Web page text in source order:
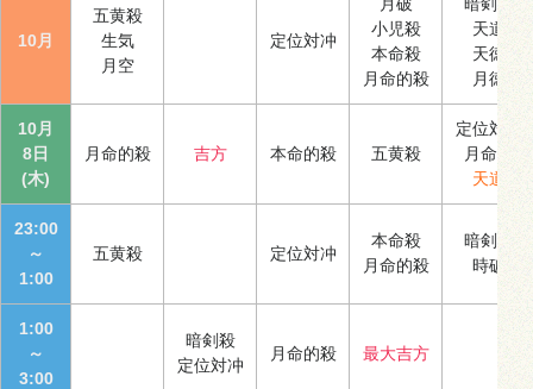
10月
五黄殺
生気
月空
定位対冲
小児殺
本命殺
月命的殺
天道
天徳
月徳
10月
8日
(木)
月命的殺 吉方 本命的殺 五黄殺
定位対冲
月命殺
天道
23:00
～
1:00
五黄殺 定位対冲
本命殺
月命的殺
暗剣殺
時破
1:00
～
3:00
暗剣殺
定位対冲
月命的殺 最大吉方